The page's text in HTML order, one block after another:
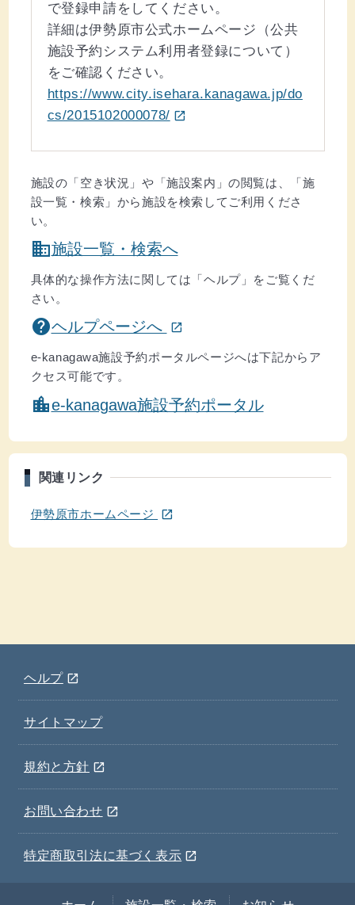
で登録申請をしてください。
詳細は伊勢原市公式ホームページ（公共
施設予約システム利用者登録について）
をご確認ください。
https://www.city.isehara.kanagawa.jp/do
cs/2015102000078/ open_in_new
施設の「空き状況」や「施設案内」の閲覧は、「施
設一覧・検索」から施設を検索してご利用くださ
い。
domain施設一覧・検索へ
具体的な操作方法に関しては「ヘルプ」をご覧くだ
さい。
helpヘルプページへ open_in_new
e-kanagawa施設予約ポータルページへは下記からア
クセス可能です。
location_citye-kanagawa施設予約ポータル
関連リンク
伊勢原市ホームページ open_in_new
ヘルプ open_in_new
サイトマップ
規約と方針 open_in_new
お問い合わせ open_in_new
特定商取引法に基づく表示 open_in_new